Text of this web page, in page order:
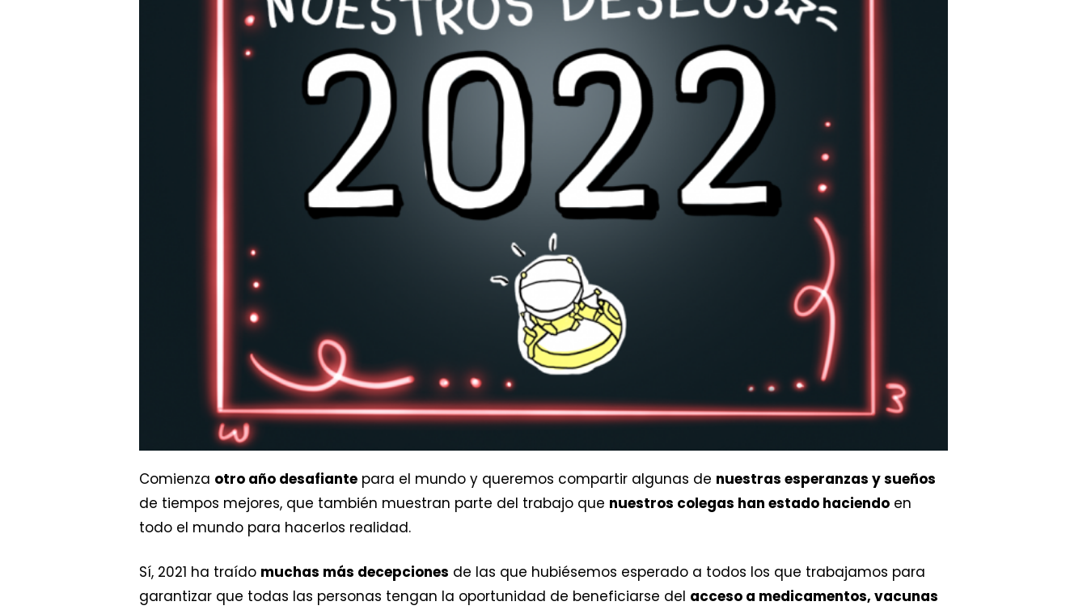
Comienza otro año desafiante para el mundo y queremos compartir algunas de nuestras esperanzas y sueños
de tiempos mejores, que también muestran parte del trabajo que nuestros colegas han estado haciendo en
todo el mundo para hacerlos realidad.
Sí, 2021 ha traído muchas más decepciones de las que hubiésemos esperado a todos los que trabajamos para
garantizar que todas las personas tengan la oportunidad de beneficiarse del acceso a medicamentos, vacunas